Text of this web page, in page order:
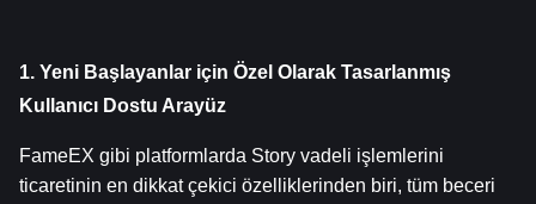
1. Yeni Başlayanlar için Özel Olarak Tasarlanmış
Kullanıcı Dostu Arayüz
FameEX gibi platformlarda Story vadeli işlemlerini
ticaretinin en dikkat çekici özelliklerinden biri, tüm beceri